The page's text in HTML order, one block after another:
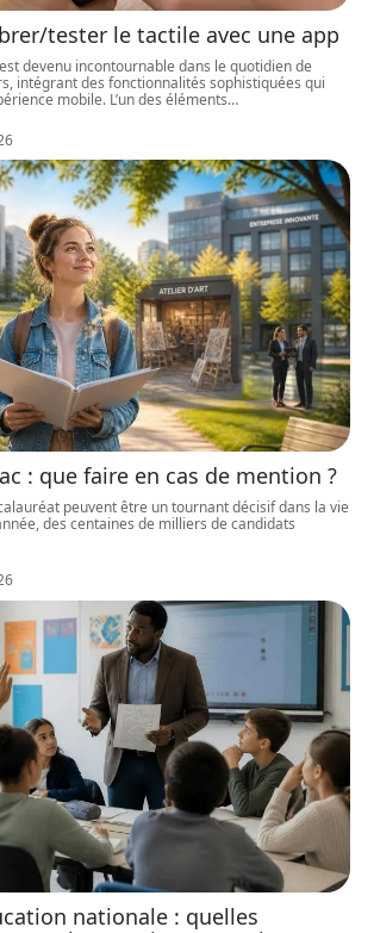
tester le tactile avec une app
devenu incontournable dans le quotidien de
intégrant des fonctionnalités sophistiquées qui
mobile. L’un des éléments…
: que faire en cas de mention ?
peuvent être un tournant décisif dans la vie
des centaines de milliers de candidats
nationale : quelles